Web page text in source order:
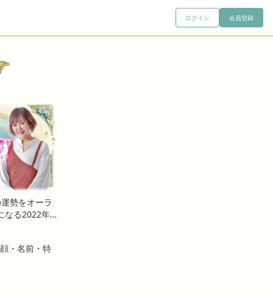
ログイン 会員登録
勢をオーラ
なる2022年の
・名前・特